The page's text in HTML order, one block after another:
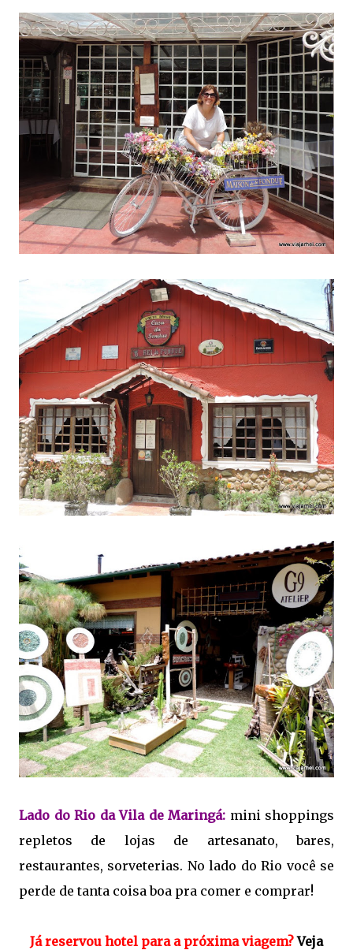
Lado do Rio da Vila de Maringá: mini shoppings
repletos de lojas de artesanato, bares,
restaurantes, sorveterias. No lado do Rio você se
perde de tanta coisa boa pra comer e comprar!
Já reservou hotel para a próxima viagem?Veja